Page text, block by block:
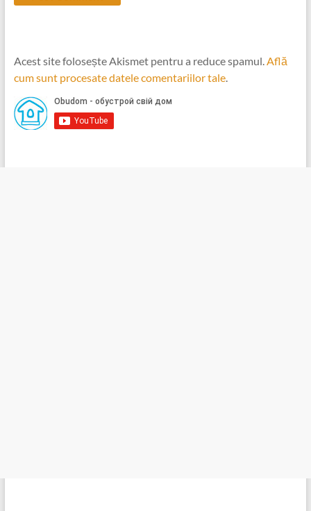
Acest site folosește Akismet pentru a reduce spamul.Află
cum sunt procesate datele comentariilor tale.